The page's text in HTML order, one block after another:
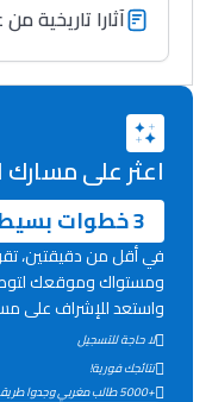
آثارا تاريخية
اعثر على مسارك
3 خطوات بسيطة
في أقل من دقيقتين،
ومستواك وموقعك لتوصيك
واستعد للإشراف على
لا حاجة للتسجيل
نتائجك فورية!
+5000 طالب مغربي وجدوا طريقهم بفضل 9rayti.